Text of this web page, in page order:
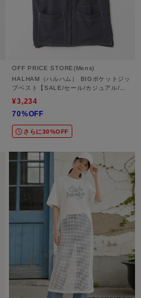
OFF PRICE STORE(Mens)
HALHAM（ハルハム） BIGポケットジッ
プベスト【SALE/セール/カジュアル/デ
¥3,234
70%OFF
さらに30%OFF